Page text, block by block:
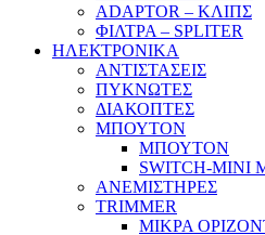
ADAPTOR – ΚΛΙΠΣ
ΦΙΛΤΡΑ – SPLITER
ΗΛΕΚΤΡΟΝΙΚΑ
ΑΝΤΙΣΤΑΣΕΙΣ
ΠΥΚΝΩΤΕΣ
ΔΙΑΚΟΠΤΕΣ
ΜΠΟΥΤΟΝ
ΜΠΟΥΤΟΝ
SWITCH-
ΑΝΕΜΙΣΤΗΡΕΣ
TRIMMER
ΜΙΚΡΑ